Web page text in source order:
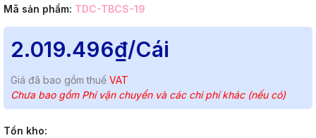
Mã sản phẩm: TDC-TBCS-19
2.019.496₫/Cái
Giá đã bao gồm thuế VAT
Chưa bao gồm Phí vận chuyển và các chi phí khác (nếu có)
Tồn kho: